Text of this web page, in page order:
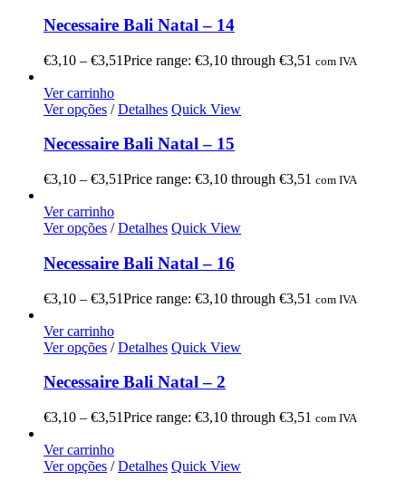
Necessaire Bali Natal – 14
€3,10 – €3,51Price range: €3,10 through €3,51 com IVA
Ver carrinho
Ver opções / Detalhes Quick View
Necessaire Bali Natal – 15
€3,10 – €3,51Price range: €3,10 through €3,51 com IVA
Ver carrinho
Ver opções / Detalhes Quick View
Necessaire Bali Natal – 16
€3,10 – €3,51Price range: €3,10 through €3,51 com IVA
Ver carrinho
Ver opções / Detalhes Quick View
Necessaire Bali Natal – 2
€3,10 – €3,51Price range: €3,10 through €3,51 com IVA
Ver carrinho
Ver opções / Detalhes Quick View